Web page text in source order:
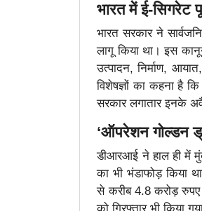
भारत में ई-सिगरेट
भारत सरकार ने
लागू किया था। इस
उत्पादन, निर्माण,
विशेषज्ञों का कहना है
सरकार लगातार इनके
‘ऑपरेशन गोल्डन
डीआरआई ने हाल ही में
का भी भंडाफोड़ किया
से करीब 4.8 करोड़ रुपए